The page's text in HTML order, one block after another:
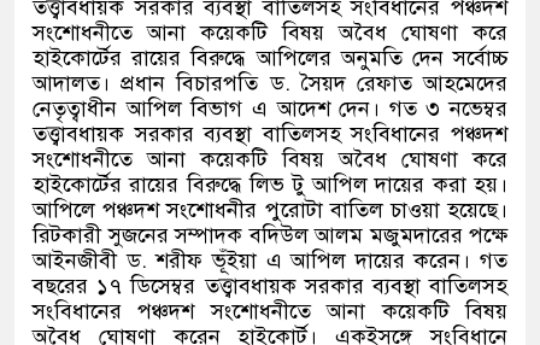
তত্ত্বাবধায়ক সরকার ব্যবস্থা বাতিলসহ সংবিধানের পঞ্চদশ
সংশোধনীতে আনা কয়েকটি বিষয় অবৈধ ঘোষণা করে
হাইকোর্টের রায়ের বিরুদ্ধে আপিলের অনুমতি দেন সর্বোচ্চ
আদালত। প্রধান বিচারপতি ড.সৈয়দ রেফাত আহমেদের
নেতৃত্বাধীন আপিল বিভাগ এ আদেশ দেন। গত ৩ নভেম্বর
তত্ত্বাবধায়ক সরকার ব্যবস্থা বাতিলসহ সংবিধানের পঞ্চদশ
সংশোধনীতে আনা কয়েকটি বিষয় অবৈধ ঘোষণা করে
হাইকোর্টের রায়ের বিরুদ্ধে লিভ টু আপিল দায়ের করা হয়।
আপিলে পঞ্চদশ সংশোধনীর পুরোটা বাতিল চাওয়া হয়েছে।
রিটকারী সুজনের সম্পাদক বদিউল আলম মজুমদারের পক্ষে
আইনজীবী ড.শরীফ ভূঁইয়া এ আপিল দায়ের করেন। গত
বছরের ১৭ ডিসেম্বর তত্ত্বাবধায়ক সরকার ব্যবস্থা বাতিলসহ
সংবিধানের পঞ্চদশ সংশোধনীতে আনা কয়েকটি বিষয়
অবৈধ ঘোষণা করেন হাইকোর্ট। একইসঙ্গে সংবিধানে